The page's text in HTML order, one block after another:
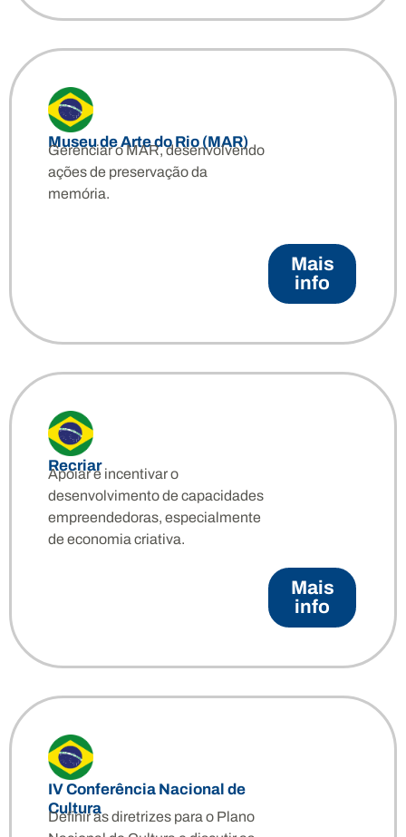
Museu de Arte do Rio (MAR)
Gerenciar o MAR, desenvolvendo
ações de preservação da
memória.
Mais
info
Recriar
Apoiar e incentivar o
desenvolvimento de capacidades
empreendedoras, especialmente
de economia criativa.
Mais
info
IV Conferência Nacional de
Cultura
Definir as diretrizes para o Plano